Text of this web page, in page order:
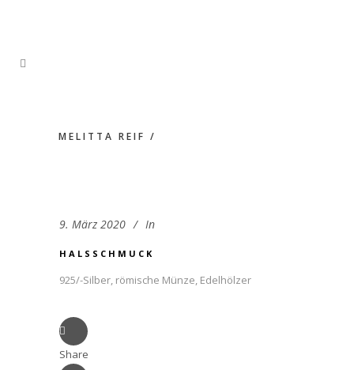
MELITTA REIF /
9. März 2020 In
HALSSCHMUCK
925/-Silber, römische Münze, Edelhölzer
Share